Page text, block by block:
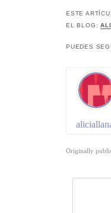
ESTE
EL BLOG:
PUEDES
Originally